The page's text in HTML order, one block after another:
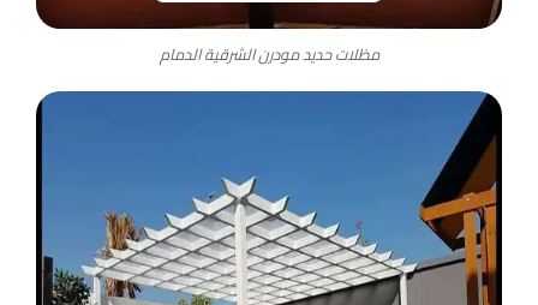
مظلات حديد مودرن الشرقية الدمام